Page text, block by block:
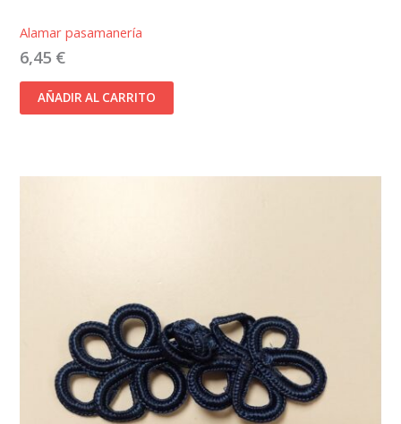
Alamar pasamanería
6,45 €
AÑADIR AL CARRITO